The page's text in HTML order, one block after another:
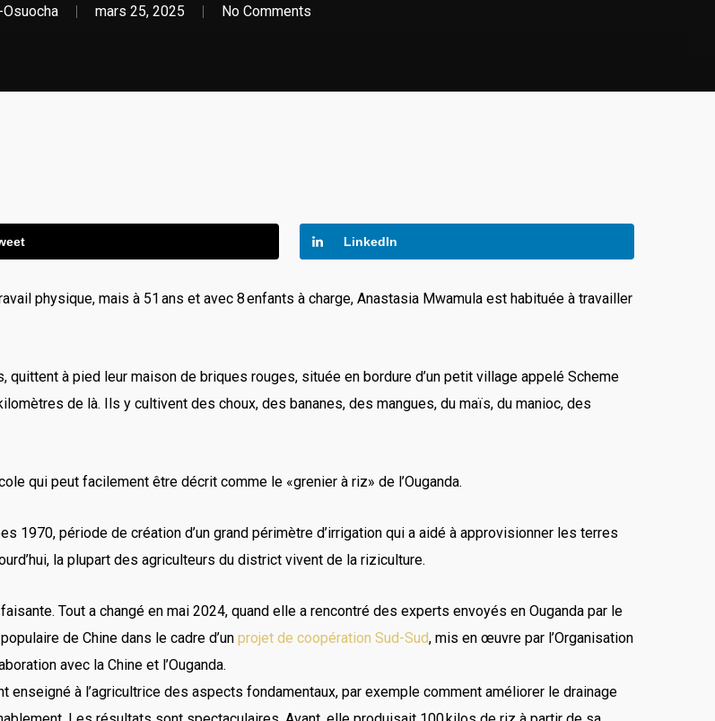
mars 25, 2025 No Comments
LinkedIn
physique, mais à 51 ans et avec 8 enfants à charge, Anastasia Mwamula est habituée à travailler
quittent à pied leur maison de briques rouges, située en bordure d’un petit village appelé Scheme
de là. Ils y cultivent des choux, des bananes, des mangues, du maïs, du manioc, des
qui peut facilement être décrit comme le «grenier à riz» de l’Ouganda.
1970, période de création d’un grand périmètre d’irrigation qui a aidé à approvisionner les terres
la plupart des agriculteurs du district vivent de la riziculture.
Tout a changé en mai 2024, quand elle a rencontré des experts envoyés en Ouganda par le
de Chine dans le cadre d’un projet de coopération Sud-Sud, mis en œuvre par l’Organisation
avec la Chine et l’Ouganda.
à l’agricultrice des aspects fondamentaux, par exemple comment améliorer le drainage